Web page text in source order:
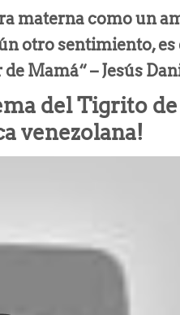
materna como un
otro sentimiento, es
Mamá“ – Jesús
del Tigrito
venezolana!